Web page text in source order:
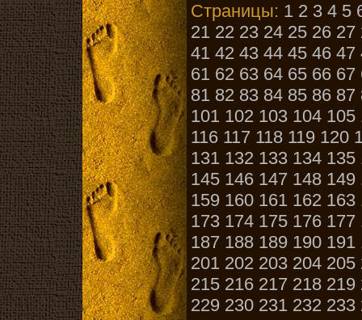
Страницы: 1 2 3 4 5
21 22 23 24 25 26 27
41 42 43 44 45 46 47
61 62 63 64 65 66 67
81 82 83 84 85 86 87
101 102 103 104 105
116 117 118 119 120
131 132 133 134 135
145 146 147 148 149
159 160 161 162 163
173 174 175 176 177
187 188 189 190 191
201 202 203 204 205
215 216 217 218 219
229 230 231 232 233